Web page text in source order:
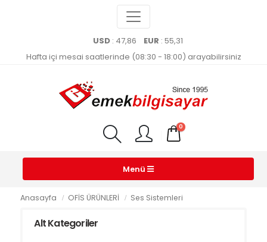
USD : 47,86 EUR : 55,31
Hafta içi mesai saatlerinde (08:30 - 18:00) arayabilirsiniz
0
Menü
Anasayfa OFİS ÜRÜNLERİ Ses Sistemleri
Alt Kategoriler